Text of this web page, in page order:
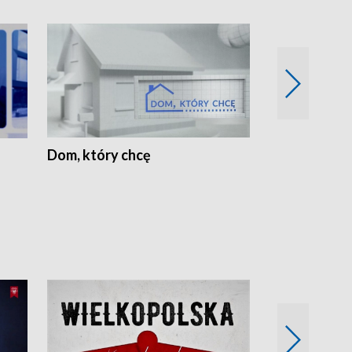
Dom, który chcę